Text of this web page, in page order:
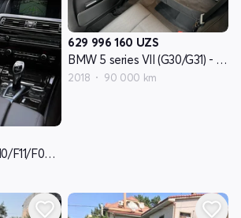
BMW 5 series VI (F10/F11/F07) - avlod reslayling
629 996 160 UZS
BMW 5 series VII (G30/G31) - avlod
2018 90 000 km